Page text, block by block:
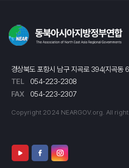
경상북도 포항시 남구 지곡로 394(지곡동
TEL
054-223-2308
FAX
054-223-2307
Copyright 2024 NEARGOV.org. All